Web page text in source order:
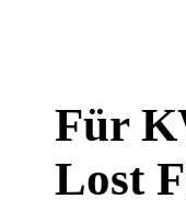
Für
Lost